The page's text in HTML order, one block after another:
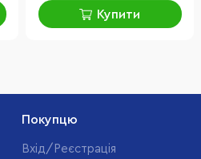
Купити
Покупцю
Вхід/Реєстрація